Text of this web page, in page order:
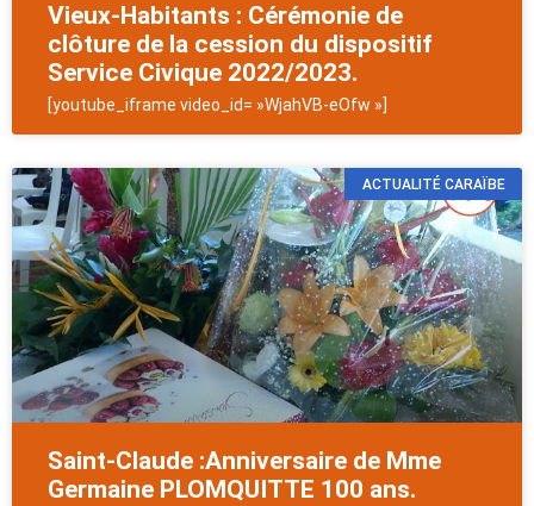
Vieux-Habitants : Cérémonie de
clôture de la cession du dispositif
Service Civique 2022/2023.
[youtube_iframe video_id= »WjahVB-eOfw »]
ACTUALITÉ CARAÏBE
Saint-Claude :Anniversaire de Mme
Germaine PLOMQUITTE 100 ans.